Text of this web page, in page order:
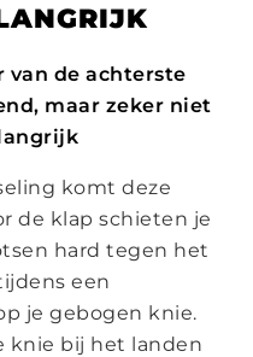
van de achterste
maar zeker niet
komt deze
de klap schieten je
hard tegen het
een
je gebogen knie.
knie bij het landen